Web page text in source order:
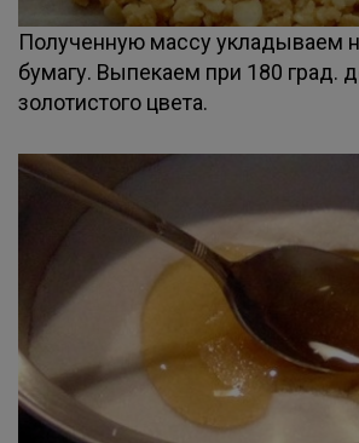
Полученную массу укладываем
бумагу. Выпекаем при 180 град.
золотистого цвета.